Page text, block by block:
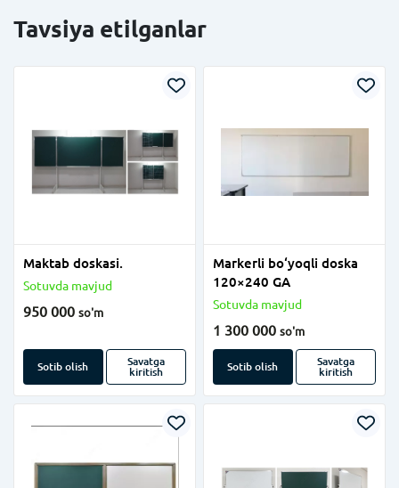
Tavsiya etilganlar
Maktab doskasi.
Sotuvda mavjud
950 000 so'm
Sotib olish
Savatga
kiritish
Markerli bo‘yoqli doska
120×240 GA
Sotuvda mavjud
1 300 000 so'm
Sotib olish
Savatga
kiritish